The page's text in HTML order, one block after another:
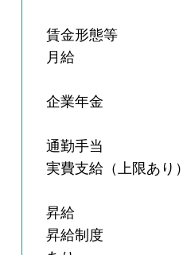
賃金形態等
月給
企業年金
通勤手当
実費支給（上限あり）
昇給
昇給制度